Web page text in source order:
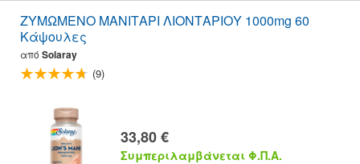
ΖΥΜΩΜΕΝΟ ΜΑΝΙΤΑΡΙ ΛΙΟΝΤΑΡΙΟΥ 1000mg 60
Κάψουλες
από Solaray
(9)
33,80 €
Συμπεριλαμβάνεται Φ.Π.Α.